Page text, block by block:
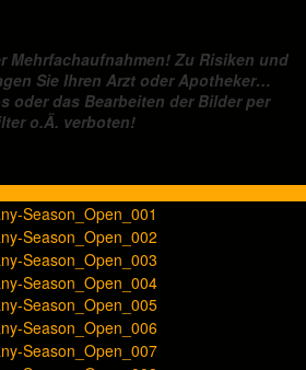
Mehrfachaufnahmen! Zu Risiken und
Sie Ihren Arzt oder Apotheker…
oder das Bearbeiten der Bilder per
o.Ä. verboten!